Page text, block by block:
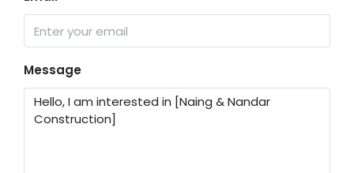
Message